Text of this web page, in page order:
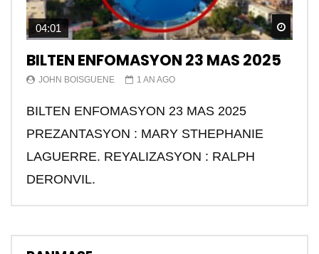
04:01
BILTEN ENFOMASYON 23 MAS 2025
JOHN BOISGUENE 1 AN AGO
BILTEN ENFOMASYON 23 MAS 2025
PREZANTASYON : MARY STHEPHANIE
LAGUERRE. REYALIZASYON : RALPH
DERONVIL.